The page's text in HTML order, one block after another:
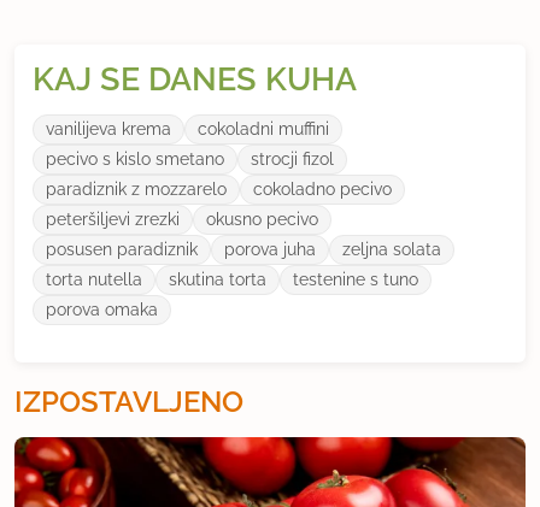
KAJ SE DANES KUHA
vanilijeva krema
cokoladni muffini
pecivo s kislo smetano
strocji fizol
paradiznik z mozzarelo
cokoladno pecivo
peteršiljevi zrezki
okusno pecivo
posusen paradiznik
porova juha
zeljna solata
torta nutella
skutina torta
testenine s tuno
porova omaka
IZPOSTAVLJENO